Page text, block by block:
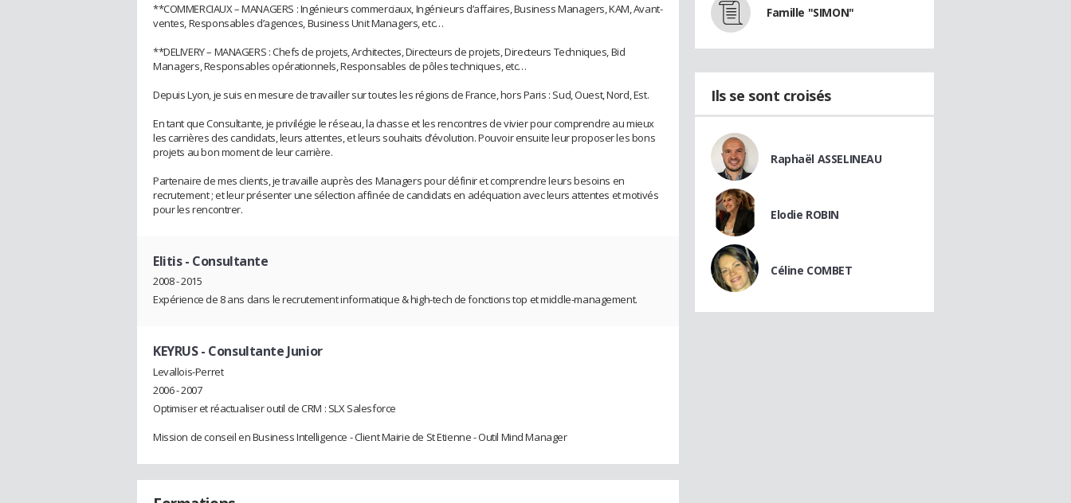
**COMMERCIAUX – MANAGERS : Ingénieurs commerciaux, Ingénieurs d’affaires, Business Managers, KAM, Avant-
ventes, Responsables d’agences, Business Unit Managers, etc…
**DELIVERY – MANAGERS : Chefs de projets, Architectes, Directeurs de projets, Directeurs Techniques, Bid
Managers, Responsables opérationnels, Responsables de pôles techniques, etc…
Depuis Lyon, je suis en mesure de travailler sur toutes les régions de France, hors Paris : Sud, Ouest, Nord, Est.
En tant que Consultante, je privilégie le réseau, la chasse et les rencontres de vivier pour comprendre au mieux
les carrières des candidats, leurs attentes, et leurs souhaits d’évolution. Pouvoir ensuite leur proposer les bons
projets au bon moment de leur carrière.
Partenaire de mes clients, je travaille auprès des Managers pour définir et comprendre leurs besoins en
recrutement ; et leur présenter une sélection affinée de candidats en adéquation avec leurs attentes et motivés
pour les rencontrer.
Elitis- Consultante
2008 - 2015
Expérience de 8 ans dans le recrutement informatique & high-tech de fonctions top et middle-management.
KEYRUS- Consultante Junior
Levallois-Perret
2006 - 2007
Optimiser et réactualiser outil de CRM : SLX Salesforce
Mission de conseil en Business Intelligence - Client Mairie de St Etienne - Outil Mind Manager
Famille "SIMON"
Ils se sont croisés
Raphaël ASSELINEAU
Elodie ROBIN
Céline COMBET